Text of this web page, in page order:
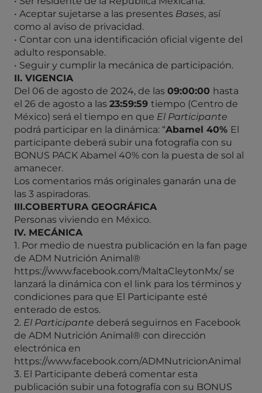
• Aceptar sujetarse a las presentes Bases, así
como al aviso de privacidad.
• Contar con una identificación oficial vigente del
adulto responsable.
• Seguir y cumplir la mecánica de participación.
II. VIGENCIA
Del 06 de agosto de 2024, de las 09:00:00 hasta
el 26 de agosto a las 23:59:59 tiempo (Centro de
México) será el tiempo en que El Participante
podrá participar en la dinámica: “Abamel 40% El
participante deberá subir una fotografía con su
BONUS PACK Abamel 40% con la puesta de sol al
amanecer.
Los comentarios más originales ganarán una de
las 3 aspiradoras.
III.COBERTURA GEOGRÁFICA
Personas viviendo en México.
IV. MECÁNICA
1. Por medio de nuestra publicación en la fan page
de ADM Nutrición Animal®
https://www.facebook.com/MaltaCleytonMx/ se
lanzará la dinámica con el link para los términos y
condiciones para que El Participante esté
enterado de estos.
2. El Participante deberá seguirnos en Facebook
de ADM Nutrición Animal® con dirección
electrónica en
https://www.facebook.com/ADMNutricionAnimal
3. El Participante deberá comentar esta
publicación subir una fotografía con su BONUS